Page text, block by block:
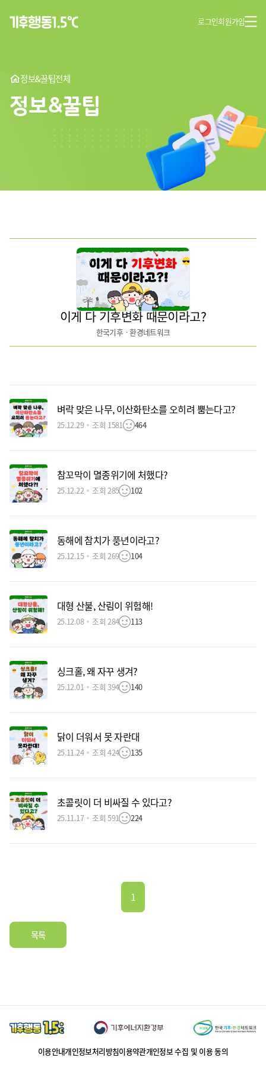
로그인회원가입
정보&꿀팁전체
정보&꿀팁
이게 다 기후변화 때문이라고?
한국기후ㆍ환경네트워크
벼락 맞은 나무, 이산화탄소를 오히려 뿜는다고?
25.12.29 조회 1581 464
참꼬막이 멸종위기에 처했다?
25.12.22 조회 285 102
동해에 참치가 풍년이라고?
25.12.15 조회 269 104
대형 산불, 산림이 위험해!
25.12.08 조회 284 113
싱크홀, 왜 자꾸 생겨?
25.12.01 조회 394 140
닭이 더워서 못 자란대
25.11.24 조회 424 135
초콜릿이 더 비싸질 수 있다고?
25.11.17 조회 591 224
1
목록
이용안내개인정보처리방침이용약관개인정보 수집 및 이용 동의